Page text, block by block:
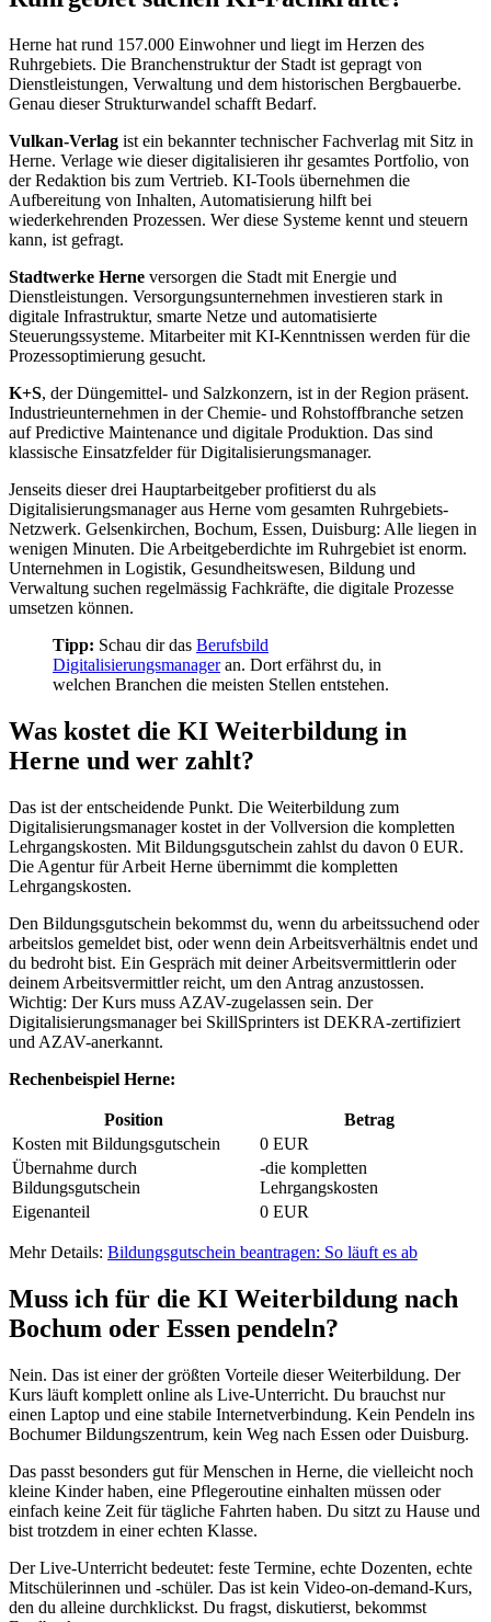
Herne hat rund 157.000 Einwohner und liegt im Herzen des
Ruhrgebiets. Die Branchenstruktur der Stadt ist gepragt von
Dienstleistungen, Verwaltung und dem historischen Bergbauerbe.
Genau dieser Strukturwandel schafft Bedarf.
Vulkan-Verlag ist ein bekannter technischer Fachverlag mit Sitz in
Herne. Verlage wie dieser digitalisieren ihr gesamtes Portfolio, von
der Redaktion bis zum Vertrieb. KI-Tools übernehmen die
Aufbereitung von Inhalten, Automatisierung hilft bei
wiederkehrenden Prozessen. Wer diese Systeme kennt und steuern
kann, ist gefragt.
Stadtwerke Herne versorgen die Stadt mit Energie und
Dienstleistungen. Versorgungsunternehmen investieren stark in
digitale Infrastruktur, smarte Netze und automatisierte
Steuerungssysteme. Mitarbeiter mit KI-Kenntnissen werden für die
Prozessoptimierung gesucht.
K+S, der Düngemittel- und Salzkonzern, ist in der Region präsent.
Industrieunternehmen in der Chemie- und Rohstoffbranche setzen
auf Predictive Maintenance und digitale Produktion. Das sind
klassische Einsatzfelder für Digitalisierungsmanager.
Jenseits dieser drei Hauptarbeitgeber profitierst du als
Digitalisierungsmanager aus Herne vom gesamten Ruhrgebiets-
Netzwerk. Gelsenkirchen, Bochum, Essen, Duisburg: Alle liegen in
wenigen Minuten. Die Arbeitgeberdichte im Ruhrgebiet ist enorm.
Unternehmen in Logistik, Gesundheitswesen, Bildung und
Verwaltung suchen regelmässig Fachkräfte, die digitale Prozesse
umsetzen können.
Tipp: Schau dir das Berufsbild
Digitalisierungsmanageran. Dort erfährst du, in
welchen Branchen die meisten Stellen entstehen.
Was kostet die KI Weiterbildung in
Herne und wer zahlt?
Das ist der entscheidende Punkt. Die Weiterbildung zum
Digitalisierungsmanager kostet in der Vollversion die kompletten
Lehrgangskosten. Mit Bildungsgutschein zahlst du davon 0 EUR.
Die Agentur für Arbeit Herne übernimmt die kompletten
Lehrgangskosten.
Den Bildungsgutschein bekommst du, wenn du arbeitssuchend oder
arbeitslos gemeldet bist, oder wenn dein Arbeitsverhältnis endet und
du bedroht bist. Ein Gespräch mit deiner Arbeitsvermittlerin oder
deinem Arbeitsvermittler reicht, um den Antrag anzustossen.
Wichtig: Der Kurs muss AZAV-zugelassen sein. Der
Digitalisierungsmanager bei SkillSprinters ist DEKRA-zertifiziert
und AZAV-anerkannt.
Rechenbeispiel Herne:
Position
Betrag
Kosten mit Bildungsgutschein
0 EUR
Übernahme durch
Bildungsgutschein
-die kompletten
Lehrgangskosten
Eigenanteil
0 EUR
Mehr Details: Bildungsgutschein beantragen: So läuft es ab
Muss ich für die KI Weiterbildung nach
Bochum oder Essen pendeln?
Nein. Das ist einer der größten Vorteile dieser Weiterbildung. Der
Kurs läuft komplett online als Live-Unterricht. Du brauchst nur
einen Laptop und eine stabile Internetverbindung. Kein Pendeln ins
Bochumer Bildungszentrum, kein Weg nach Essen oder Duisburg.
Das passt besonders gut für Menschen in Herne, die vielleicht noch
kleine Kinder haben, eine Pflegeroutine einhalten müssen oder
einfach keine Zeit für tägliche Fahrten haben. Du sitzt zu Hause und
bist trotzdem in einer echten Klasse.
Der Live-Unterricht bedeutet: feste Termine, echte Dozenten, echte
Mitschülerinnen und -schüler. Das ist kein Video-on-demand-Kurs,
den du alleine durchklickst. Du fragst, diskutierst, bekommst